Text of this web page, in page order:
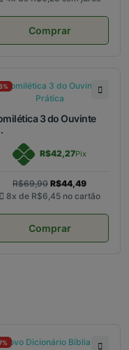
Comprar
3 do Ouvinte
R$42,27Pix
R$69,90 R$44,49
8x de R$6,45 no cartão
Comprar